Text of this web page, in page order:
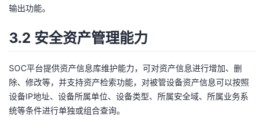
输出功能。
3.2 安全资产管理能力
SOC平台提供资产信息库维护能力，可对资产信息进行增加、删
除、修改等，并支持资产检索功能，对被管设备资产信息可以按照
设备IP地址、设备所属单位、设备类型、所属安全域、所属业务系
统等条件进行单独或组合查询。